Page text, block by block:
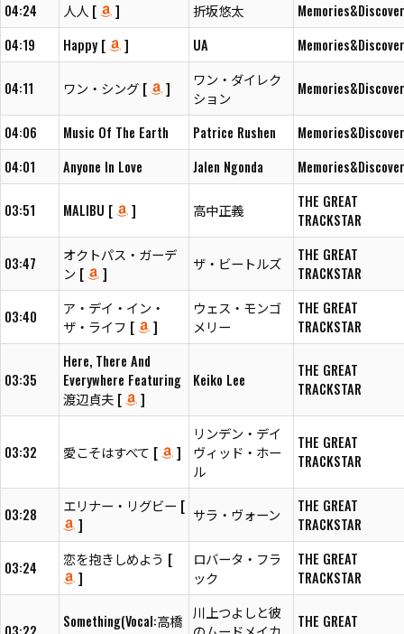
04:24
人人 [ ] 折坂悠太
04:19
Happy [ ] UA
04:11 ワン・シング [ ]
ワン・ダイレク
ション
04:06 Music Of The Earth Patrice Rushen
04:01
Anyone In Love Jalen Ngonda
03:51 MALIBU [ ] 高中正義
THE GREAT
TRACKSTAR
03:47
オクトパス・ガーデ
ン [
]
ザ・ビートルズ
THE GREAT
TRACKSTAR
03:40
ア・デイ・イン・
ザ・ライフ [
]
ウェス・モンゴ
メリー
THE GREAT
TRACKSTAR
03:35
Here, There And
Everywhere Featuring
渡辺貞夫 [
]
Keiko Lee
THE GREAT
TRACKSTAR
03:32 愛こそはすべて [ ]
リンデン・デイ
ヴィッド・ホー
ル
THE GREAT
TRACKSTAR
03:28
エリナー・リグビー [
]
サラ・ヴォーン
THE GREAT
TRACKSTAR
03:24
恋を抱きしめよう [
]
ロバータ・フラ
ック
THE GREAT
TRACKSTAR
Something(Vocal:高橋 川上つよしと彼
THE GREAT